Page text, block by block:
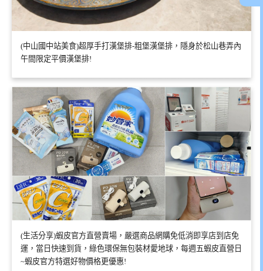
(中山國中站美食)超厚手打漢堡排-粗堡漢堡排，隱身於松山巷弄內
午間限定平價漢堡排!
(生活分享)蝦皮官方直營賣場，嚴選商品網購免低消即享店到店免
運，當日快速到貨，綠色環保無包裝材愛地球，每週五蝦皮直營日
~蝦皮官方特選好物價格更優惠!